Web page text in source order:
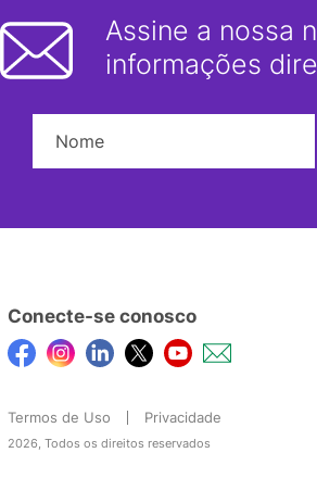
Assine a nossa
informações
Conecte-se conosco
Termos de Uso Privacidade
2026, Todos os direitos reservados